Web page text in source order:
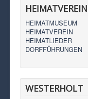
HEIMATVEREIN
HEIMATMUSEUM
HEIMATVEREIN
HEIMATLIEDER
DORFFÜHRUNGEN
WESTERHOLT